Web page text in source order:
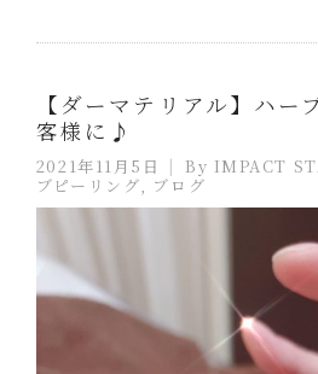
【ダーマテリアル】ハー
客様に♪
2021年11月5日 By IMPACT
ブピーリング, ブログ